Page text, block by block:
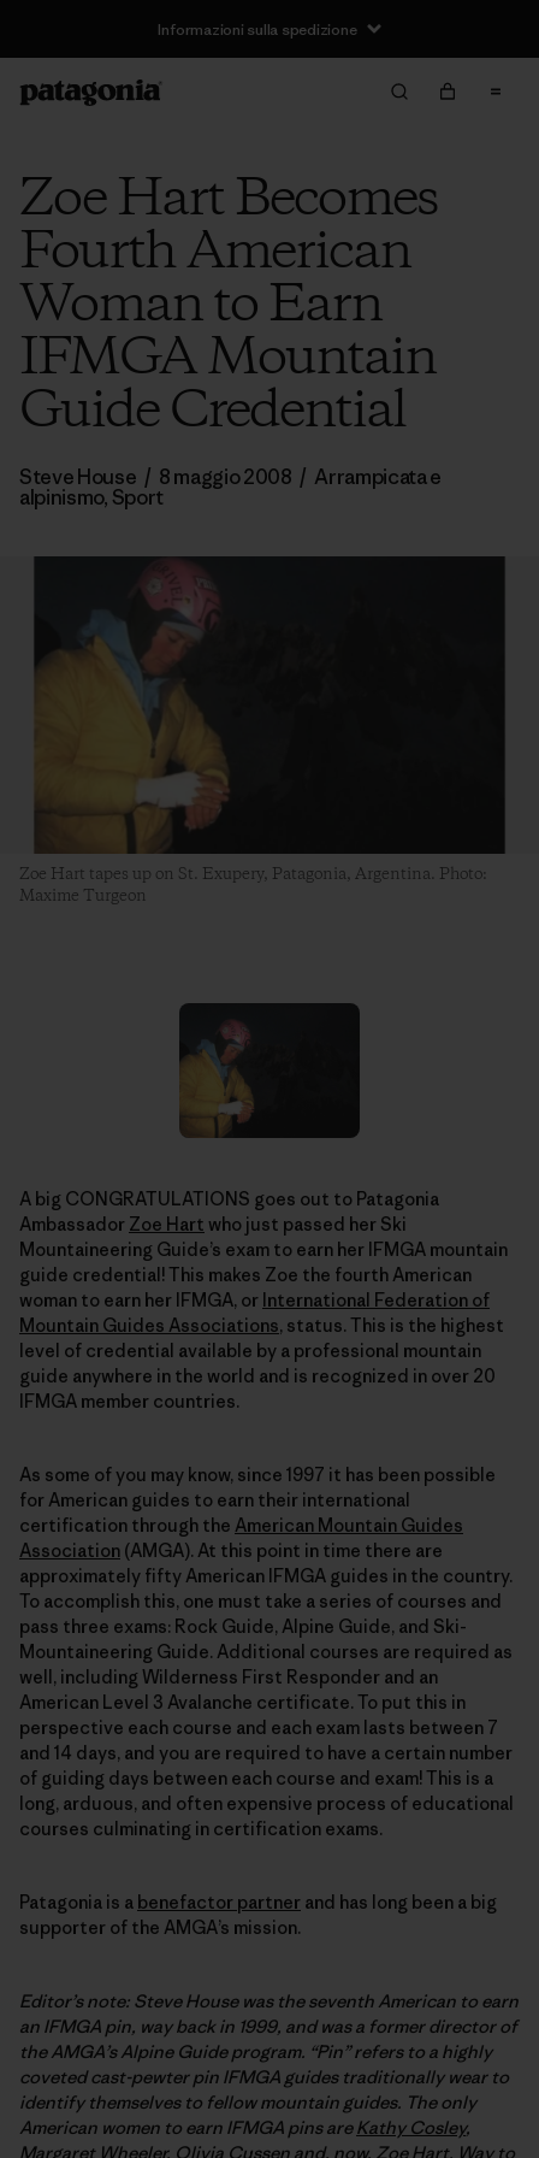
Informazioni sulla spedizione
Zoe Hart Becomes
Fourth American
Woman to Earn
IFMGA Mountain
Guide Credential
Steve House / 8 maggio 2008 / Arrampicata e
alpinismo, Sport
Zoe Hart tapes up on St. Exupery, Patagonia, Argentina. Photo:
Maxime Turgeon
A big CONGRATULATIONS goes out to Patagonia
Ambassador Zoe Hart who just passed her Ski
Mountaineering Guide’s exam to earn her IFMGA mountain
guide credential! This makes Zoe the fourth American
woman to earn her IFMGA, or International Federation of
Mountain Guides Associations, status. This is the highest
level of credential available by a professional mountain
guide anywhere in the world and is recognized in over 20
IFMGA member countries.
As some of you may know, since 1997 it has been possible
for American guides to earn their international
certification through the American Mountain Guides
Association (AMGA). At this point in time there are
approximately fifty American IFMGA guides in the country.
To accomplish this, one must take a series of courses and
pass three exams: Rock Guide, Alpine Guide, and Ski-
Mountaineering Guide. Additional courses are required as
well, including Wilderness First Responder and an
American Level 3 Avalanche certificate. To put this in
perspective each course and each exam lasts between 7
and 14 days, and you are required to have a certain number
of guiding days between each course and exam! This is a
long, arduous, and often expensive process of educational
courses culminating in certification exams.
Patagonia is a benefactor partner and has long been a big
supporter of the AMGA’s mission.
Editor’s note: Steve House was the seventh American to earn
an IFMGA pin, way back in 1999, and was a former director of
the AMGA’s Alpine Guide program. “Pin” refers to a highly
coveted cast-pewter pin IFMGA guides traditionally wear to
identify themselves to fellow mountain guides. The only
American women to earn IFMGA pins areKathy Cosley,
Margaret Wheeler, Olivia Cussen and, now, Zoe Hart. Way to